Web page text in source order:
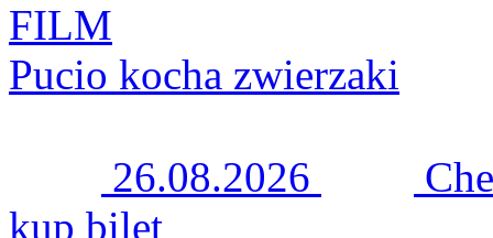
FILM
Pucio kocha zwierzaki
26.08.2026
kup bilet